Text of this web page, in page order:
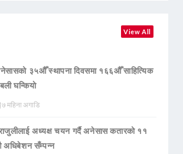
View All
३५औँ स्थापना दिवसमा १६६औँ साहित्यिक
घन्कियाे
७ महिना अगाडि
अध्यक्ष चयन गर्दै अनेसास कतारको ११
सँम्पन्न